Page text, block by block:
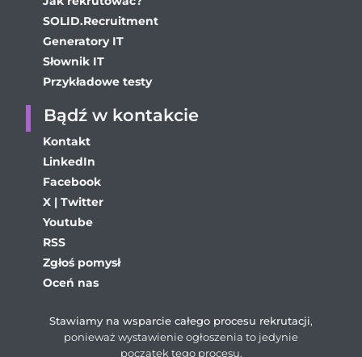
SOLID.Recruitment
Generatory IT
Słownik IT
Przykładowe testy
Bądź w kontakcie
Kontakt
LinkedIn
Facebook
X | Twitter
Youtube
RSS
Zgłoś pomysł
Oceń nas
Stawiamy na wsparcie całego procesu rekrutacji,
ponieważ wystawienie ogłoszenia to jedynie
początek tego procesu.